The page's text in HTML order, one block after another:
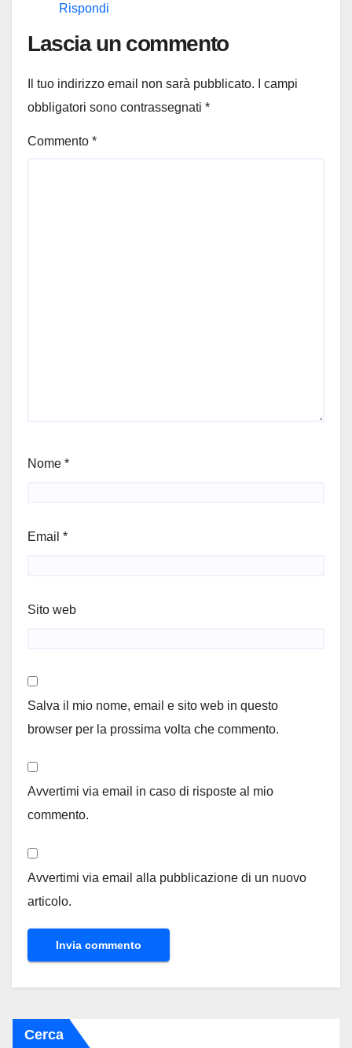
Rispondi
Lascia un commento
Il tuo indirizzo email non sarà pubblicato.
I campi
obbligatori sono contrassegnati *
Commento *
Nome *
Email *
Sito web
Salva il mio nome, email e sito web in questo
browser per la prossima volta che commento.
Avvertimi via email in caso di risposte al mio
commento.
Avvertimi via email alla pubblicazione di un nuovo
articolo.
Cerca